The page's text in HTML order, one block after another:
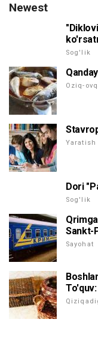
Newest
Sog'lik
Oziq-
Yaratish
Dori
Sog'lik
Sankt-
Sayohat